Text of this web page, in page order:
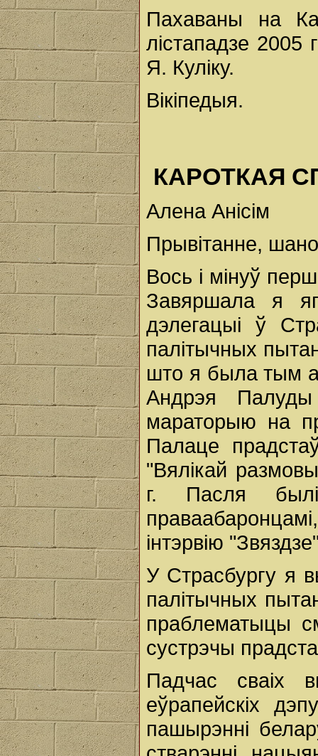
Пахаваны на
лістападзе 2005
Я. Куліку.
Вікіпедыя.
КАРОТКАЯ
Алена Анісім
Прывітанне,
Вось і мінуў
Завяршала я
дэлегацыі ў
палітычных
што я была тым
Андрэя
мараторыю на
Палаце
"Вялікай
г. Пасля
інтэрвію
У Страсбургу я
палітычных
праблематыцы
сустрэчы
Падчас сваіх
еўрапейскіх
пашырэнні